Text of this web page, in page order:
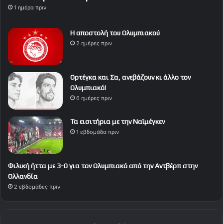
1 ημέρα πριν
Η αποστολή του Ολυμπιακού
2 ημέρες πριν
Ορτέγκα και Σα, ανεβάζουν κι άλλο τον
Ολυμπιακό!
6 ημέρες πριν
Τα εισιτήρια με την Ναϊμέγκεν
1 εβδομάδα πριν
Φιλική ήττα με 3-0 για τον Ολυμπιακό από την Αντβέρπ στην
Ολλανδία
2 εβδομάδες πριν